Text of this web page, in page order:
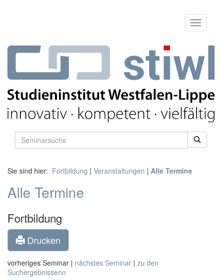
Sie sind hier: Fortbildung | Veranstaltungen | Alle Termine
Alle Termine
Fortbildung
Drucken
vorheriges Seminar | nächstes Seminar | zu den
Suchergebnissenn